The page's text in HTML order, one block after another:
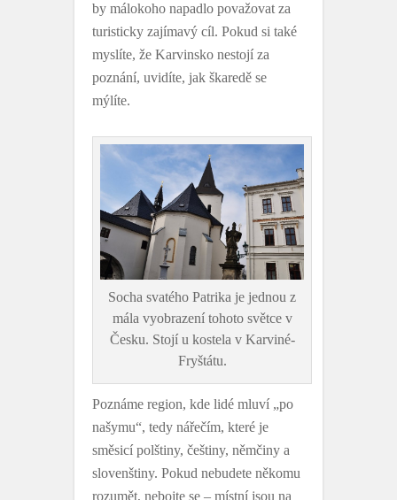
by málokoho napadlo považovat za
turisticky zajímavý cíl. Pokud si také
myslíte, že Karvinsko nestojí za
poznání, uvidíte, jak škaredě se
mýlíte.
Socha svatého Patrika je jednou z
mála vyobrazení tohoto světce v
Česku. Stojí u kostela v Karviné-
Fryštátu.
Poznáme region, kde lidé mluví „po
našymu“, tedy nářečím, které je
směsicí polštiny, češtiny, němčiny a
slovenštiny. Pokud nebudete někomu
rozumět, nebojte se – místní jsou na